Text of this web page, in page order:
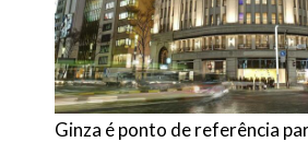
Ginza é ponto de referência